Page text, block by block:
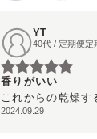
YT
40代 / 定期便定
香りがいい
これからの乾燥す
2024.09.29